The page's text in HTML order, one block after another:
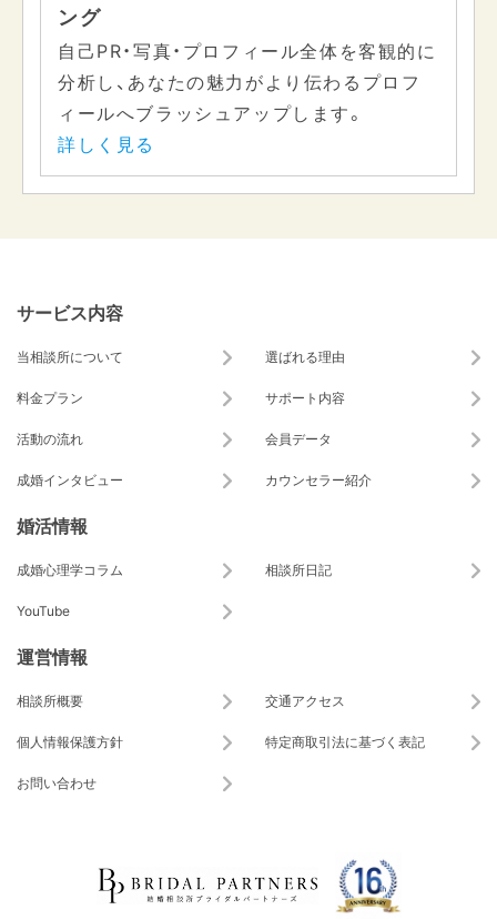
ング
自己PR・写真・プロフィール全体を客観的に
分析し、あなたの魅力がより伝わるプロフ
ィールへブラッシュアップします。
詳しく見る
サービス内容
当相談所について 選ばれる理由
料金プラン サポート内容
活動の流れ 会員データ
成婚インタビュー カウンセラー紹介
婚活情報
成婚心理学コラム 相談所日記
YouTube
運営情報
相談所概要 交通アクセス
個人情報保護方針 特定商取引法に基づく表記
お問い合わせ